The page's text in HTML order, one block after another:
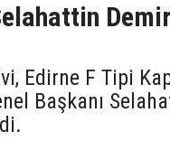
Edirne F Tipi
Başkanı